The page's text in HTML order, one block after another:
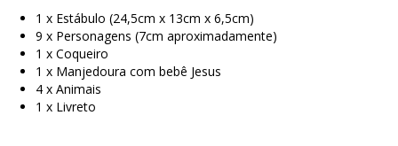
1 x Estábulo (24,5cm x 13cm x 6,5cm)
9 x Personagens (7cm aproximadamente)
1 x Coqueiro
1 x Manjedoura com bebê Jesus
4 x Animais
1 x Livreto